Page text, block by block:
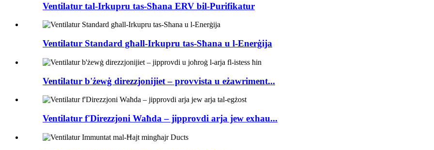
Ventilatur tal-Irkupru tas-Sħana ERV bil-Purifikatur
Ventilatur Standard għall-Irkupru tas-Sħana u l-Enerġija
Ventilatur b'żewġ direzzjonijiet – provvista u eżawriment...
Ventilatur f'Direzzjoni Waħda – jipprovdi arja jew exhau...